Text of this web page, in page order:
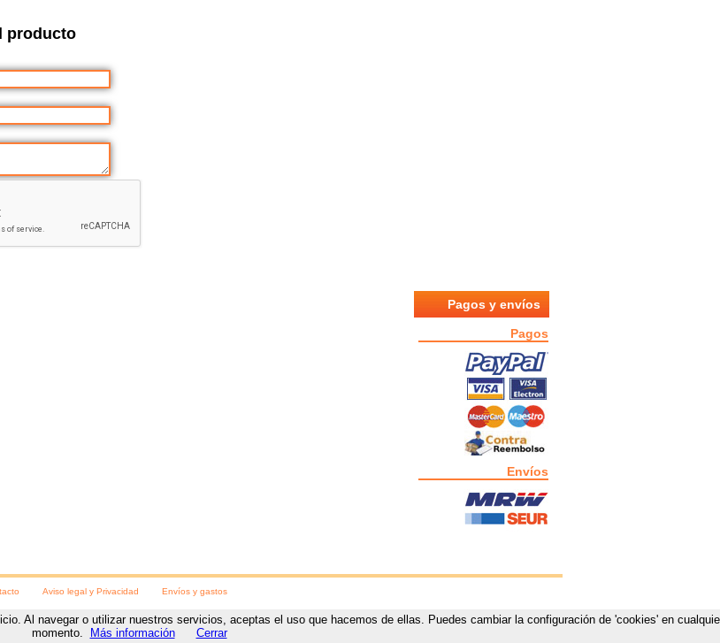
producto
Pagos y envíos
Pagos
Envíos
Aviso legal y Privacidad Envíos y gastos
8,Soria, ( Soria). Teléfono:975230078https://www.visteteparalasfiestas.com
Diseño y desarrollo webporwww.NetyTec.com
Al navegar o utilizar nuestros servicios, aceptas el uso que hacemos de ellas. Puedes cambiar la configuración de 'cookies' en
momento.
Más información Cerrar